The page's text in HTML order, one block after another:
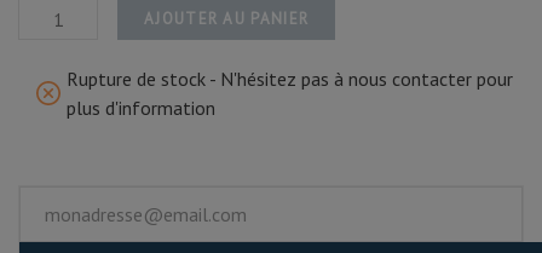
AJOUTER AU PANIER
Rupture de stock - N'hésitez pas à nous contacter pour
plus d'information